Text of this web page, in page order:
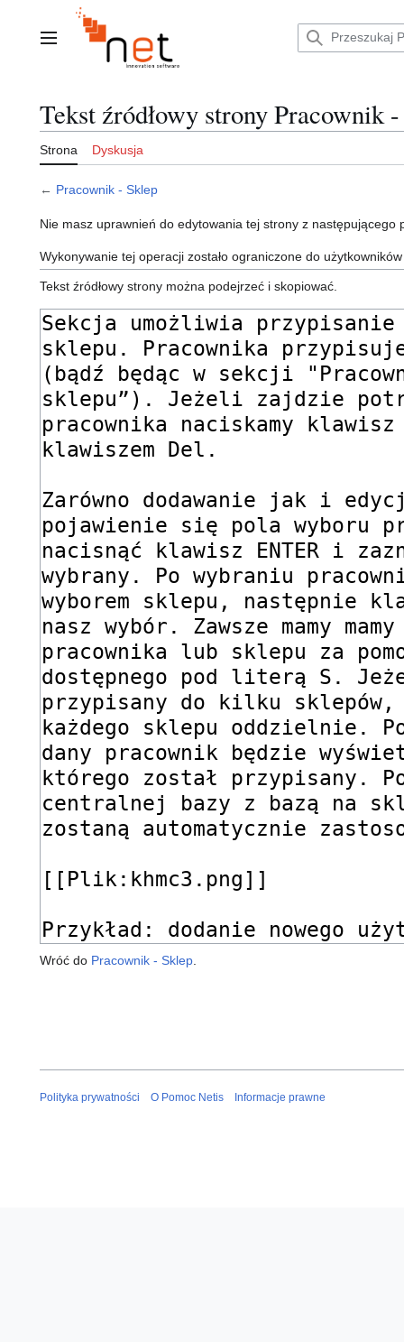
zawartościMenu główne
Tekst źródłowy strony Pracownik
Strona Dyskusja
← Pracownik - Sklep
Nie masz uprawnień do edytowania tej strony z następującego
Wykonywanie tej operacji zostało ograniczone do
Tekst źródłowy strony można podejrzeć i skopiować.
Wróć do Pracownik - Sklep.
Polityka prywatności O Pomoc Netis Informacje prawne